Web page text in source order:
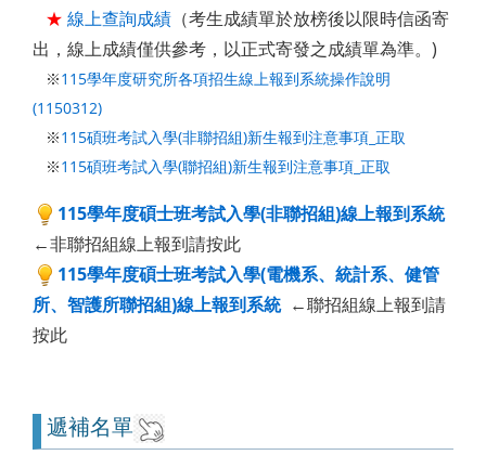
★ 線上查詢成績 （考生成績單於放榜後以限時信函寄
出，線上成績僅供參考，以正式寄發之成績單為準。)
※115學年度研究所各項招生線上報到系統操作說明
(1150312)
※115碩班考試入學(非聯招組)新生報到注意事項_正取
※115碩班考試入學(聯招組)新生報到注意事項_正取
115學年度碩士班考試入學(非聯招組)線上報到系統
←非聯招組線上報到請按此
115學年度碩士班考試入學(電機系、統計系、健管
所、智護所聯招組)線上報到系統←聯招組線上報到請
按此
遞補名單